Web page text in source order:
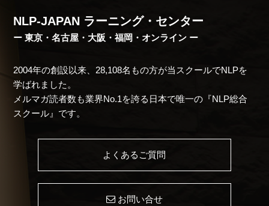
NLP-JAPAN ラーニング・センター
ー 東京・名古屋・大阪・福岡・オンライン ー
2004年の創設以来、28,108名もの方が当スクールでNLPを
学ばれました。
メルマガ読者数も業界No.1を誇る日本で唯一の『NLP総合
スクール』です。
よくあるご質問
お問い合せ